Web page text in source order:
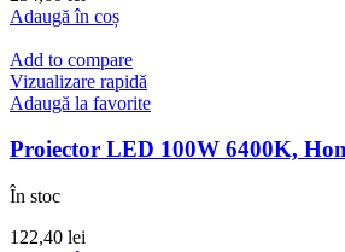
Adaugă în coș
Add to compare
Vizualizare rapidă
Adaugă la favorite
Proiector LED 100W 6400K,
În stoc
122,40 lei